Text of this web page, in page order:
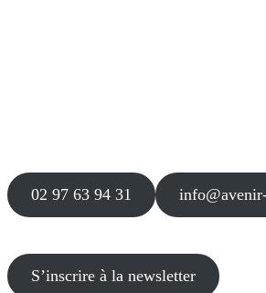
02 97 63 94 31
S’inscrire à la newsletter